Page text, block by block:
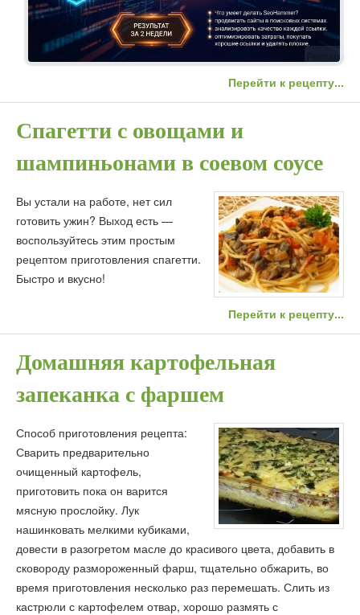
Реклама
Перейти к рецепту...
Спагетти с овощами и
шампиньонами в соевом соусе
Вы устали на работе, нет сил
готовить ужин? Выход есть —
воспользуйтесь этим простым
рецептом приготовления спагетти.
Быстро и вкусно!
Перейти к рецепту...
Домашняя картофельная
запеканка с фаршем
Способ приготовления рецепта:
Сварить предварительно
очищенный картофель,
приготовить пока он варится
мясную прослойку. Лук
нашинковать мелкими кубиками,
довести в разогретом масле до красивого цвета, добавить в
сковороду размороженный фарш, тщательно обжарить, во
время приготовления несколько раз перемешать. Слить из
кастрюли с картофелем отвар, хорошо размять с